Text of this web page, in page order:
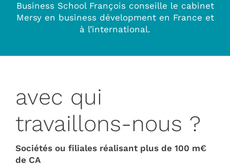
Business School François conseille le cabinet
Mersy en business dévelopment en France et
à l’international.
avec qui
travaillons-nous ?
Sociétés ou filiales réalisant plus de 100 m€
de CA